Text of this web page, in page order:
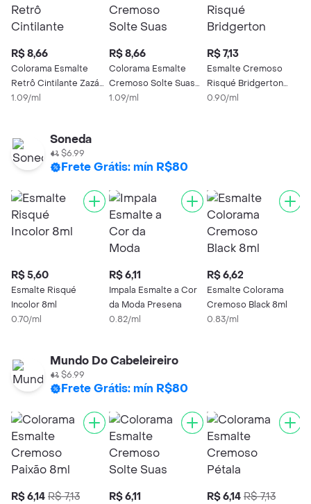
R$ 8,66
Colorama Esmalte
Retrô Cintilante Zazá
Cintila 8ml
1.09/ml
R$ 8,66
Colorama Esmalte
Cremoso Solte Suas
Cores Fantasia Ok
1.09/ml
R$ 7,13
Esmalte Cremoso
Risqué Bridgerton
Querida Leitora 8ml
0.90/ml
Soneda
$6.99
Frete Grátis: mín R$80
R$ 5,60
Esmalte Risqué
Incolor 8ml
0.70/ml
R$ 6,11
Impala Esmalte a Cor
da Moda Presena
0.82/ml
R$ 6,62
Esmalte Colorama
Cremoso Black 8ml
0.83/ml
Mundo Do Cabeleireiro
$6.99
Frete Grátis: mín R$80
R$ 6,14 R$ 7,13 R$ 6,11 R$ 6,14 R$ 7,13